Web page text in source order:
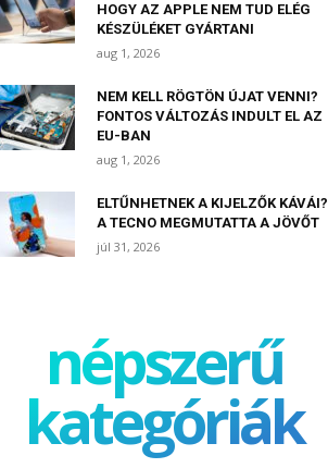
HOGY AZ APPLE NEM TUD ELÉG
KÉSZÜLÉKET GYÁRTANI
aug 1, 2026
NEM KELL RÖGTÖN ÚJAT VENNI?
FONTOS VÁLTOZÁS INDULT EL AZ
EU-BAN
aug 1, 2026
ELTŰNHETNEK A KIJELZŐK KÁVÁI?
A TECNO MEGMUTATTA A JÖVŐT
júl 31, 2026
népszerű
kategóriák